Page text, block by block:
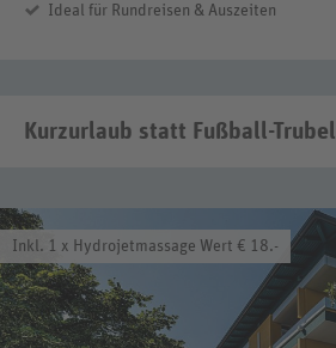
Ideal für Rundreisen & Auszeiten
Kurzurlaub statt Fußball-Trubel
Inkl. 1 x Hydrojetmassage Wert € 18.-